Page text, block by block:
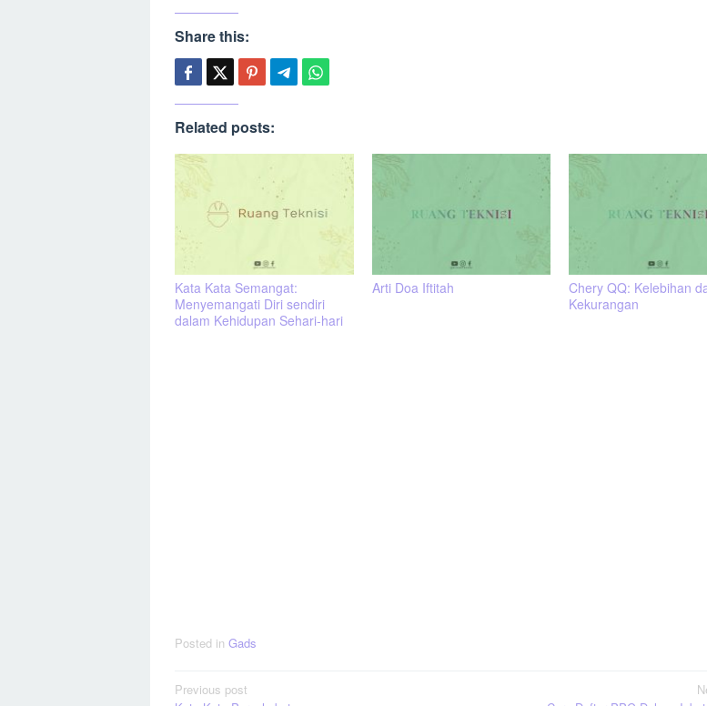
Share this:
Related posts:
Kata Kata Semangat:
Menyemangati Diri sendiri
dalam Kehidupan Sehari-hari
Arti Doa Iftitah
Chery QQ: Kelebihan
Kekurangan
Posted in Gads
Post
Previous post